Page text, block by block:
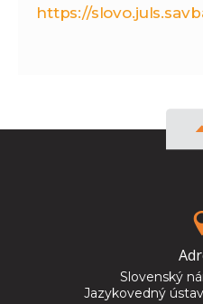
https://
Slovenský
Jazykovedný ústav